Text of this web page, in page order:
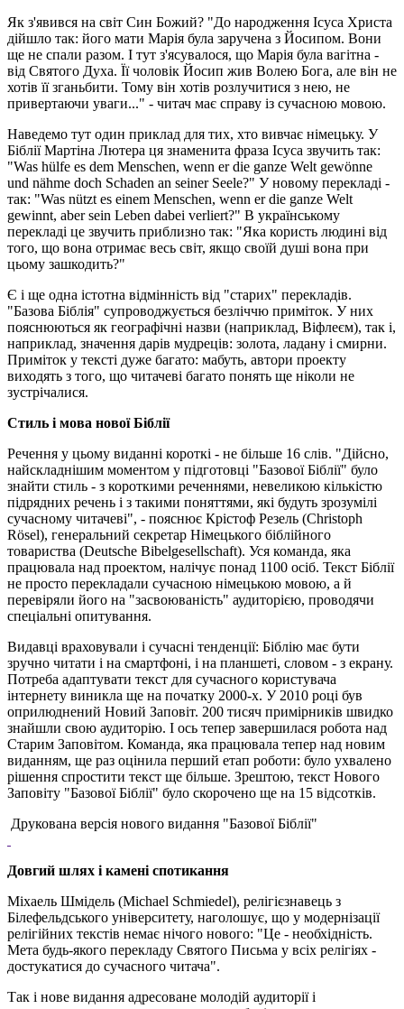
Як з'явився на світ Син Божий? "До народження Ісуса Христа
дійшло так: його мати Марія була заручена з Йосипом. Вони
ще не спали разом. І тут з'ясувалося, що Марія була вагітна -
від Святого Духа. Її чоловік Йосип жив Волею Бога, але він не
хотів її зганьбити. Тому він хотів розлучитися з нею, не
привертаючи уваги..." - читач має справу із сучасною мовою.
Наведемо тут один приклад для тих, хто вивчає німецьку. У
Біблії Мартіна Лютера ця знаменита фраза Ісуса звучить так:
"Was hülfe es dem Menschen, wenn er die ganze Welt gewönne
und nähme doch Schaden an seiner Seele?" У новому перекладі -
так: "Was nützt es einem Menschen, wenn er die ganze Welt
gewinnt, aber sein Leben dabei verliert?" В українському
перекладі це звучить приблизно так: "Яка користь людині від
того, що вона отримає весь світ, якщо своїй душі вона при
цьому зашкодить?"
Є і ще одна істотна відмінність від "старих" перекладів.
"Базова Біблія" супроводжується безліччю приміток. У них
пояснюються як географічні назви (наприклад, Віфлеєм), так і,
наприклад, значення дарів мудреців: золота, ладану і смирни.
Приміток у тексті дуже багато: мабуть, автори проекту
виходять з того, що читачеві багато понять ще ніколи не
зустрічалися.
Стиль і мова нової Біблії
Речення у цьому виданні короткі - не більше 16 слів. "Дійсно,
найскладнішим моментом у підготовці "Базової Біблії" було
знайти стиль - з короткими реченнями, невеликою кількістю
підрядних речень і з такими поняттями, які будуть зрозумілі
сучасному читачеві", - пояснює Крістоф Резель (Christoph
Rösel), генеральний секретар Німецького біблійного
товариства (Deutsche Bibelgesellschaft). Уся команда, яка
працювала над проектом, налічує понад 1100 осіб. Текст Біблії
не просто перекладали сучасною німецькою мовою, а й
перевіряли його на "засвоюваність" аудиторією, проводячи
спеціальні опитування.
Видавці враховували і сучасні тенденції: Біблію має бути
зручно читати і на смартфоні, і на планшеті, словом - з екрану.
Потреба адаптувати текст для сучасного користувача
інтернету виникла ще на початку 2000-х. У 2010 році був
оприлюднений Новий Заповіт. 200 тисяч примірників швидко
знайшли свою аудиторію. І ось тепер завершилася робота над
Старим Заповітом. Команда, яка працювала тепер над новим
виданням, ще раз оцінила перший етап роботи: було ухвалено
рішення спростити текст ще більше. Зрештою, текст Нового
Заповіту "Базової Біблії" було скорочено ще на 15 відсотків.
Друкована версія нового видання "Базової Біблії"
Довгий шлях і камені спотикання
Міхаель Шмідель (Michael Schmiedel), релігієзнавець з
Білефельдського університету, наголошує, що у модернізації
релігійних текстів немає нічого нового: "Це - необхідність.
Мета будь-якого перекладу Святого Письма у всіх релігіях -
достукатися до сучасного читача".
Так і нове видання адресоване молодій аудиторії і